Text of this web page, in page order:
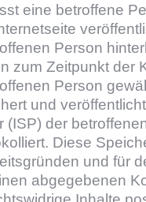
eine betroffene
Person
zum Zeitpunkt der
Person
und
(ISP) der
Diese
und für
abgegebenen